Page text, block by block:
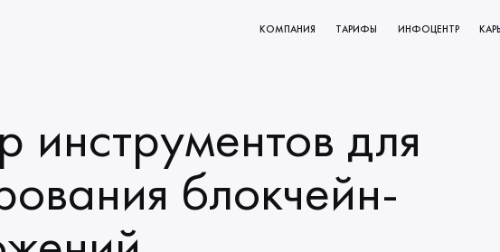
КОМПАНИЯ
КЛИЕНТЫ
НАШИ ПРОЦЕССЫ
ТАРИФЫ ИНФОЦЕНТР
инструментов для
блокчейн-